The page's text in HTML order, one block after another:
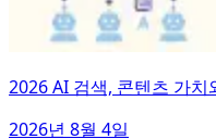
2026 AI 검색, 콘텐츠 가치
2026년 8월 4일